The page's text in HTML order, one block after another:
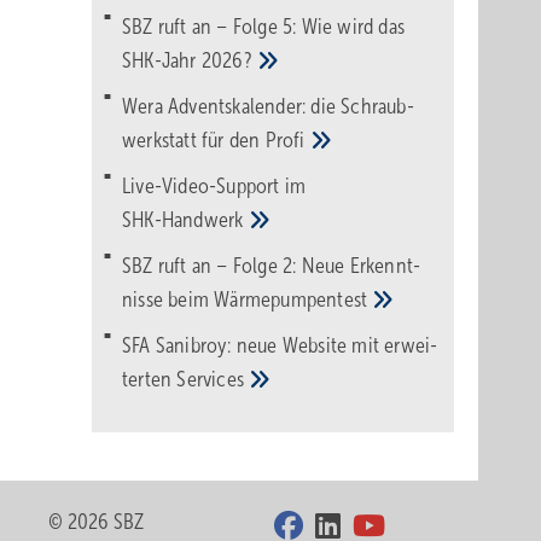
SBZ ruft an – Folge 5: Wie wird das
SHK-Jahr 2026?
Wera Adventskalender: die Schraub­
werk­statt für den Pro­fi
Live-Video-Support im
SHK-Handwerk
SBZ ruft an – Folge 2: Neue Erkennt­
nisse beimWärme­pumpen­test
SFA Sanibroy: neue Web­site mit erwei­
tertenServices
© 2026 SBZ